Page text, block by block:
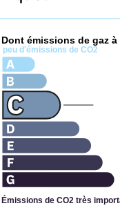
Dont émissions de gaz
peu d'émissions de CO2
Émissions de CO2 très